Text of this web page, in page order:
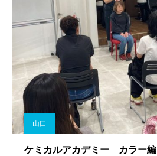
山口
ケミカルアカデミー カラー編